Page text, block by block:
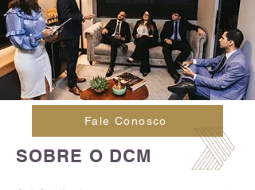
Fale Conosco
SOBRE O DCM